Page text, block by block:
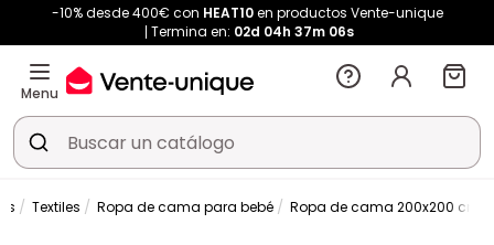
-10% desde 400€ con HEAT10en productos Vente-unique
Termina en: 02d 04h 37m 06s
Menu
Textiles Ropa de cama para bebé Ropa de cama 200x200 cm